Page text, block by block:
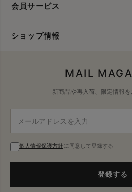
会員サービス
ショップ情報
MAIL
新商品や再入荷、限定情報を
個人情報保護方針に同意して登録する
登録する